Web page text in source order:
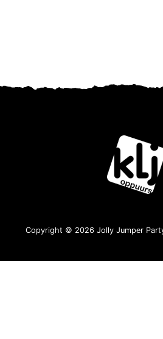
Copyright © 2026 Jolly Jumper